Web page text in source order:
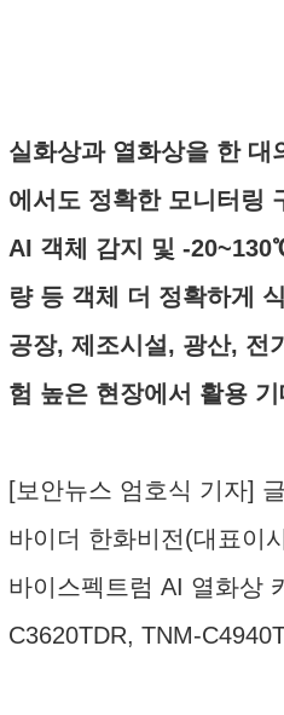
실화상과 열화상을 한 대
에서도 정확한 모니터링
AI 객체 감지 및 -
량 등 객체 더 정확하게
공장, 제조시설, 광산, 전
험 높은 현장에서 활용 기
[보안뉴스 엄호식 기자]
바이더 한화비전(대표이
바이스펙트럼 AI 열화상
C3620TDR, TNM-